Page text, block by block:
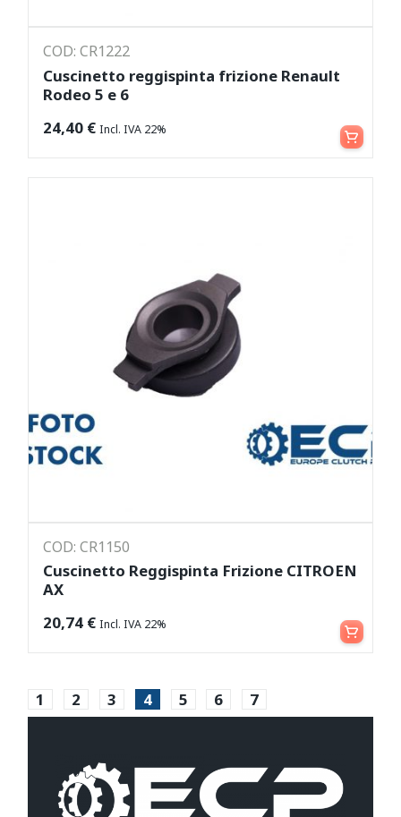
COD: CR1222
Cuscinetto reggispinta frizione Renault
Rodeo 5 e 6
24,40 € Incl. IVA 22% Aggiungi al carrello
COD: CR1150
Cuscinetto Reggispinta Frizione CITROEN
AX
20,74 € Incl. IVA 22% Aggiungi al carrello
1 2 3 4 5 6 7